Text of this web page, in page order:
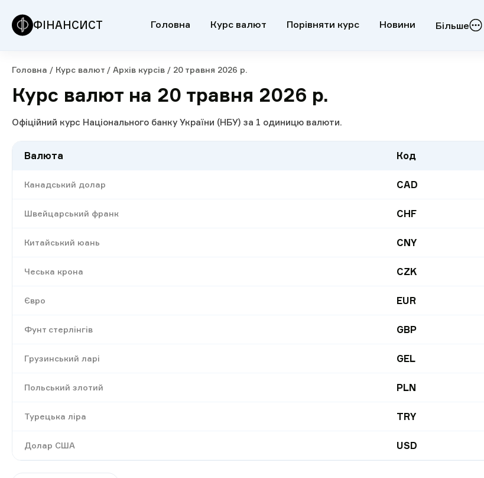
Головна Курс валют Порівняти курс Новини Більше
ФІНАНСИСТ
Головна / Курс валют / Архів курсів / 20 травня 2026 р.
Курс валют на 20 травня 2026 р.
Офіційний курс Національного банку України (НБУ) за 1 одиницю валюти.
Валюта Код
Канадський долар CAD
Швейцарський франк CHF
Китайський юань CNY
Чеська крона CZK
Євро EUR
Фунт стерлінгів GBP
Грузинський ларі GEL
Польський злотий PLN
Турецька ліра TRY
Долар США USD